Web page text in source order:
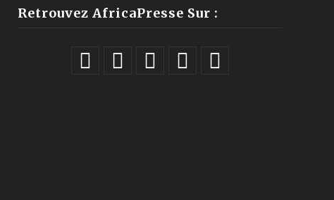
Retrouvez AfricaPresse Sur :